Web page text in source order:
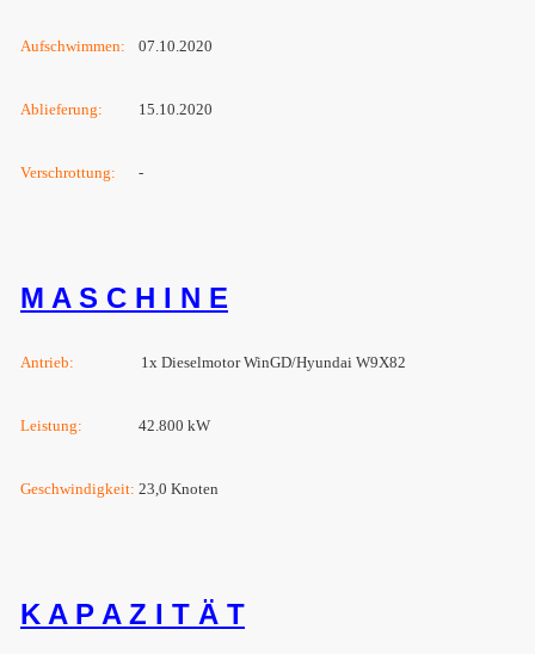
Aufschwimmen: 07.10.2020
Ablieferung: 15.10.2020
Verschrottung: -
M A S C H I N E
Antrieb: 1x Dieselmotor WinGD/Hyundai W9X82
Leistung: 42.800 kW
Geschwindigkeit: 23,0 Knoten
K A P A Z I T Ä T